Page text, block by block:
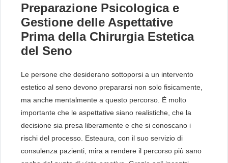
Preparazione Psicologica e
Gestione delle Aspettative
Prima della Chirurgia Estetica
del Seno
Le persone che desiderano sottoporsi a un intervento
estetico al seno devono prepararsi non solo fisicamente,
ma anche mentalmente a questo percorso. È molto
importante che le aspettative siano realistiche, che la
decisione sia presa liberamente e che si conoscano i
rischi del processo. Esteaura, con il suo servizio di
consulenza pazienti, mira a rendere il percorso più sano